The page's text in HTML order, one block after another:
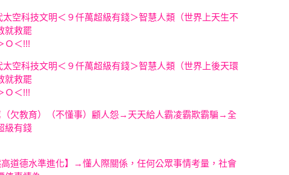
空科技文明＜９仟萬超級有錢＞智慧人類（世界上天生不
就救罷
＞Ｏ＜!!!
空科技文明＜９仟萬超級有錢＞智慧人類（世界上後天環
就救罷
＞Ｏ＜!!!
欠教育）
（不懂事）顧人怨→天天給人霸凌霸欺霸騙→全
級有錢
道德水準進化】→懂人際關係，任何公眾事情考量，社會